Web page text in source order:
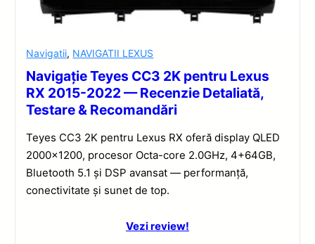
Navigatii, NAVIGATII LEXUS
Navigație Teyes CC3 2K pentru Lexus
RX 2015-2022 — Recenzie Detaliată,
Testare & Recomandări
Teyes CC3 2K pentru Lexus RX oferă display QLED
2000×1200, procesor Octa-core 2.0GHz, 4+64GB,
Bluetooth 5.1 și DSP avansat — performanță,
conectivitate și sunet de top.
Vezi review!